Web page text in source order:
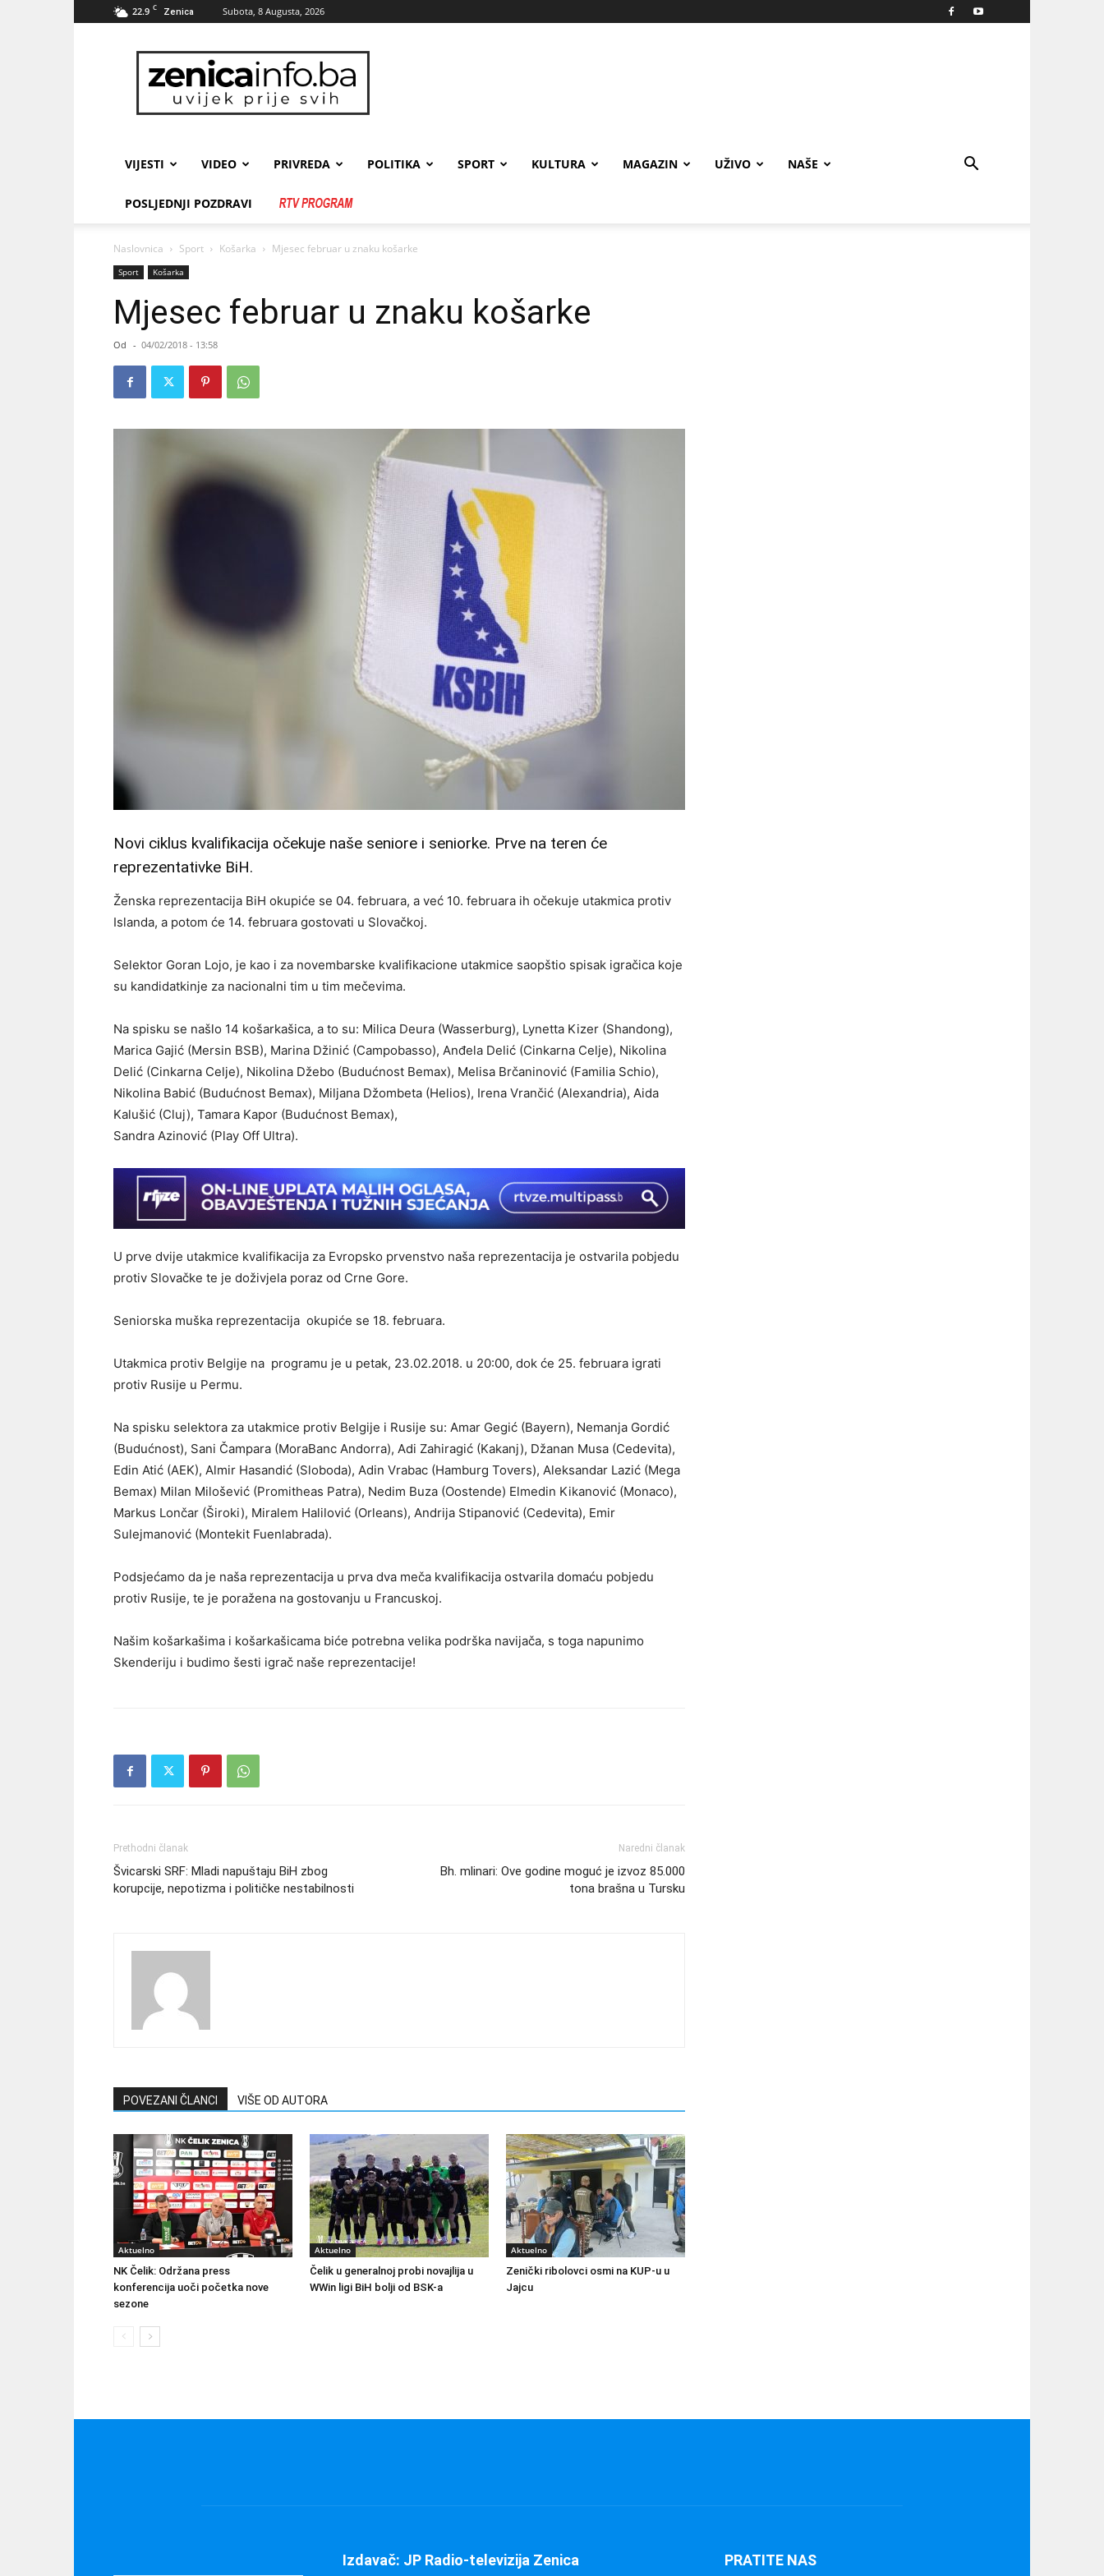
22.9 C Zenica Subota, 8 Augusta, 2026
zenicainfo.ba
VIJESTI VIDEO PRIVREDA POLITIKA SPORT KULTURA MAGAZIN UŽIVO NAŠE
POSLJEDNJI POZDRAVI
Naslovnica Sport Košarka Mjesec februar u znaku košarke
Sport Košarka
Mjesec februar u znaku košarke
Od - 04/02/2018 - 13:58
Novi ciklus kvalifikacija očekuje naše seniore i seniorke. Prve na teren će
reprezentativke BiH.
Ženska reprezentacija BiH okupiće se 04. februara, a već 10. februara ih očekuje utakmica protiv
Islanda, a potom će 14. februara gostovati u Slovačkoj.
Selektor Goran Lojo, je kao i za novembarske kvalifikacione utakmice saopštio spisak igračica koje
su kandidatkinje za nacionalni tim u tim mečevima.
Na spisku se našlo 14 košarkašica, a to su: Milica Deura (Wasserburg), Lynetta Kizer (Shandong),
Marica Gajić (Mersin BSB), Marina Džinić (Campobasso), Anđela Delić (Cinkarna Celje), Nikolina
Delić (Cinkarna Celje), Nikolina Džebo (Budućnost Bemax), Melisa Brčaninović (Familia Schio),
Nikolina Babić (Budućnost Bemax), Miljana Džombeta (Helios), Irena Vrančić (Alexandria), Aida
Kalušić (Cluj), Tamara Kapor (Budućnost Bemax),
Sandra Azinović (Play Off Ultra).
U prve dvije utakmice kvalifikacija za Evropsko prvenstvo naša reprezentacija je ostvarila pobjedu
protiv Slovačke te je doživjela poraz od Crne Gore.
Seniorska muška reprezentacija okupiće se 18. februara.
Utakmica protiv Belgije na programu je u petak, 23.02.2018. u 20:00, dok će 25. februara igrati
protiv Rusije u Permu.
Na spisku selektora za utakmice protiv Belgije i Rusije su: Amar Gegić (Bayern), Nemanja Gordić
(Budućnost), Sani Čampara (MoraBanc Andorra), Adi Zahiragić (Kakanj), Džanan Musa (Cedevita),
Edin Atić (AEK), Almir Hasandić (Sloboda), Adin Vrabac (Hamburg Tovers), Aleksandar Lazić (Mega
Bemax) Milan Milošević (Promitheas Patra), Nedim Buza (Oostende) Elmedin Kikanović (Monaco),
Markus Lončar (Široki), Miralem Halilović (Orleans), Andrija Stipanović (Cedevita), Emir
Sulejmanović (Montekit Fuenlabrada).
Podsjećamo da je naša reprezentacija u prva dva meča kvalifikacija ostvarila domaću pobjedu
protiv Rusije, te je poražena na gostovanju u Francuskoj.
Našim košarkašima i košarkašicama biće potrebna velika podrška navijača, s toga napunimo
Skenderiju i budimo šesti igrač naše reprezentacije!
Prethodni članak
Švicarski SRF: Mladi napuštaju BiH zbog
korupcije, nepotizma i političke nestabilnosti
Naredni članak
Bh. mlinari: Ove godine moguć je izvoz 85.000
tona brašna u Tursku
POVEZANI ČLANCI VIŠE OD AUTORA
Aktuelno
NK Čelik: Održana press
konferencija uoči početka nove
sezone
Aktuelno
Čelik u generalnoj probi novajlija u
WWin ligi BiH bolji od BSK-a
Aktuelno
Zenički ribolovci osmi na KUP-u u
Jajcu
Izdavač: JP Radio-televizija Zenica PRATITE NAS